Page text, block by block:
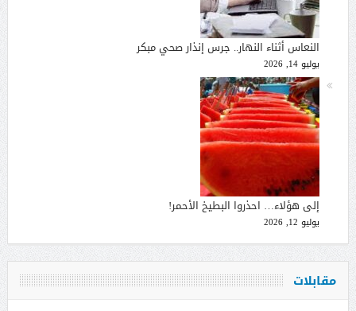
النعاس أثناء النهار.. جرس إنذار صحي مبكر
يوليو 14, 2026
إلى هؤلاء… احذروا البطيخ الأحمر!
يوليو 12, 2026
مقابلات